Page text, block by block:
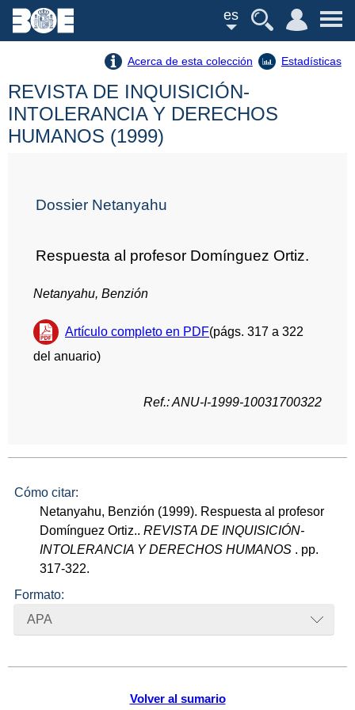
es
Acerca de esta colección Estadísticas
Volver al sumario
REVISTA DE INQUISICIÓN-
INTOLERANCIA Y DERECHOS
HUMANOS (1999)
Dossier Netanyahu
Respuesta al profesor Domínguez Ortiz.
Netanyahu, Benzión
Artículo completo en PDF(págs. 317 a 322
del anuario)
Ref.: ANU-I-1999-10031700322
Cómo citar:
Netanyahu, Benzión (1999). Respuesta al profesor
Domínguez Ortiz..REVISTA DE INQUISICIÓN-
INTOLERANCIA Y DERECHOS HUMANOS . pp.
317-322.
Formato:
APA